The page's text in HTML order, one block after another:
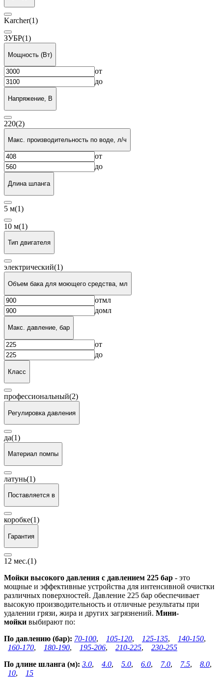
Karcher(1)
ЗУБР(1)
Мощность (Вт)
от
до
Напряжение, В
220(2)
Макс. производительность по воде, л/ч
от
до
Длина шланга
5 м(1)
10 м(1)
Тип двигателя
электрический(1)
Объем бака для моющего средства, мл
отмл
домл
Макс. давление, бар
от
до
Класс
профессиональный(2)
Регулировка давления
да(1)
Материал помпы
латунь(1)
Поставляется в
коробке(1)
Гарантия
12 мес.(1)
Мойки высокого давления с давлением 225 бар - это
мощные и эффективные устройства для интенсивной очистки
различных поверхностей. Давление 225 бар обеспечивает
высокую производительность и отличные результаты при
удалении грязи, жира и других загрязнений. Мини-
мойки выбирают по:
По давлению (бар): 70-100, 105-120, 125-135, 140-150,
160-170, 180-190, 195-206, 210-225, 230-255
По длине шланга (м): 3.0, 4.0, 5.0, 6.0, 7.0, 7.5, 8.0,
10,
15